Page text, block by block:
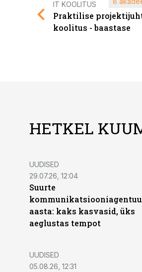
IT KOOLITUS
Praktilise
koolitus - baastase
HETKEL
UUDISED
29.07.26, 12:04
Suurte
aasta: kaks kasvasid, üks
aeglustas tempot
UUDISED
05.08.26, 12:31